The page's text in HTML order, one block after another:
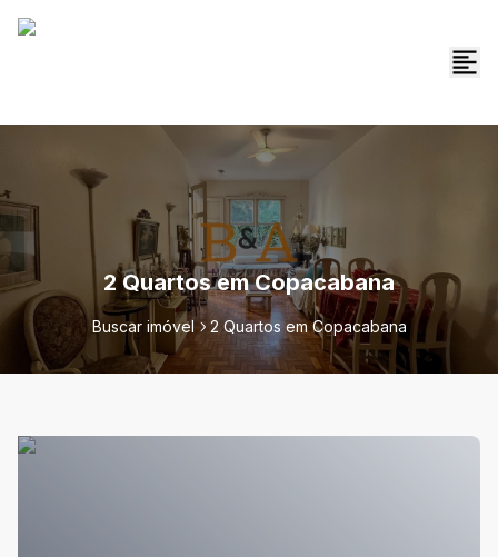
2 Quartos em Copacabana
Buscar imóvel 2 Quartos em Copacabana